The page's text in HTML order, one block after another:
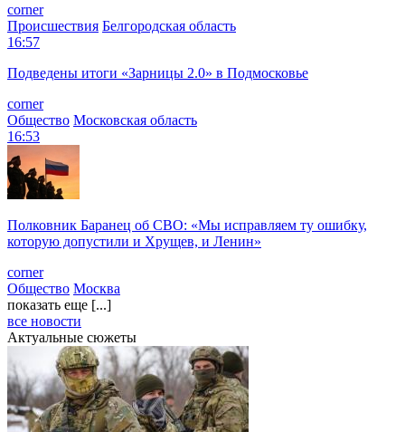
corner
Происшествия Белгородская область
16:57
Подведены итоги «Зарницы 2.0» в Подмосковье
corner
Общество Московская область
16:53
Полковник Баранец об СВО: «Мы исправляем ту ошибку,
которую допустили и Хрущев, и Ленин»
corner
Общество Москва
показать еще [...]
все новости
Актуальные сюжеты